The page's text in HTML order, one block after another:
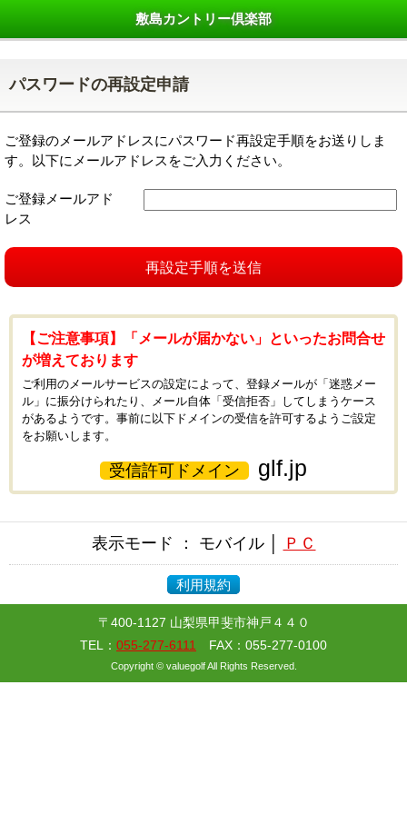
敷島カントリー倶楽部
パスワードの再設定申請
ご登録のメールアドレスにパスワード再設定手順をお送りしま
す。以下にメールアドレスをご入力ください。
ご登録メールアド
レス
再設定手順を送信
【ご注意事項】「メールが届かない」といったお問合せ
が増えております
ご利用のメールサービスの設定によって、登録メールが「迷惑メー
ル」に振分けられたり、メール自体「受信拒否」してしまうケース
があるようです。事前に以下ドメインの受信を許可するようご設定
をお願いします。
受信許可ドメイン glf.jp
表示モード ： モバイル │ ＰＣ
利用規約
〒400-1127 山梨県甲斐市神戸４４０
TEL： 055-277-6111 FAX：055-277-0100
Copyright © valuegolf All Rights Reserved.